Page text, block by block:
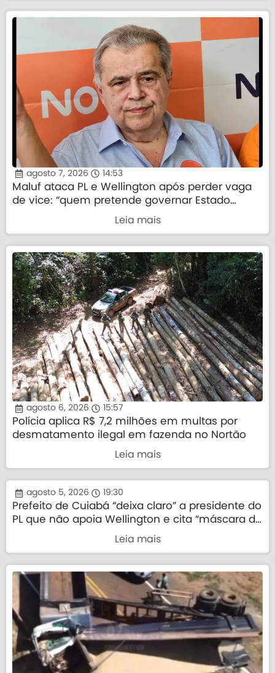
agosto 7, 2026 14:53
Maluf ataca PL e Wellington após perder vaga
de vice: “quem pretende governar Estado
precisa demonstrar que sua palavra tem valor”
Leia mais
agosto 6, 2026 15:57
Polícia aplica R$ 7,2 milhões em multas por
desmatamento ilegal em fazenda no Nortão
Leia mais
agosto 5, 2026 19:30
Prefeito de Cuiabá “deixa claro” a presidente do
PL que não apoia Wellington e cita “máscara da
Leia mais